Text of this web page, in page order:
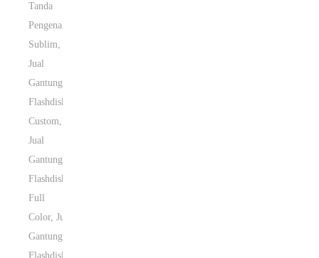
Tanda
Pengenal
Sublim,
Jual
Gantungan
Flashdisk
Custom,
Jual
Gantungan
Flashdisk
Full
Color, Jual
Gantungan
Flashdisk